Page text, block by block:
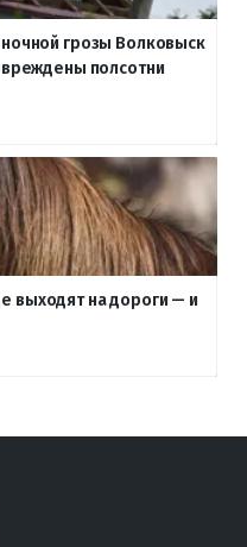
грозы Волковыск
полсотни
выходят на дороги — и